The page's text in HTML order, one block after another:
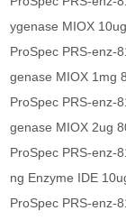
ygenase MIOX
ProSpec PRS-enz-
genase MIOX 1mg
ProSpec PRS-enz-
genase MIOX 2ug
ProSpec PRS-enz-
ng Enzyme IDE
ProSpec PRS-enz-